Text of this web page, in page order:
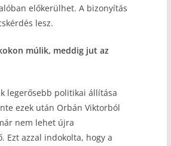
előkerülhet. A bizonyítás
lesz.
múlik, meddig jut az
legerősebb politikai állítása
ezek után Orbán Viktorból
nem lehet újra
Ezt azzal indokolta, hogy a